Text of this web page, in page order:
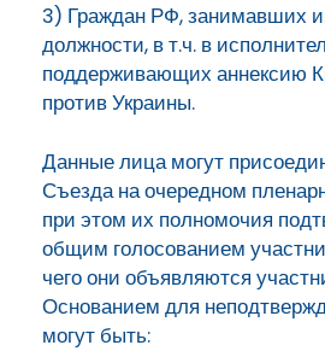
3) Граждан РФ, занимавших
должности, в т.ч. в
поддерживающих аннексию
против Украины.
Данные лица могут
Съезда на очередном
при этом их полномочия
общим голосованием
чего они объявляются
Основанием для
могут быть: